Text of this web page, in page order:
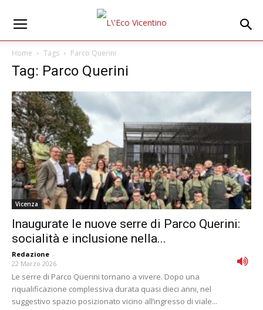
Home Tags Parco Querini
Tag: Parco Querini
Vicenza
Inaugurate le nuove serre di Parco Querini:
socialità e inclusione nella...
Redazione -
22 Marzo 2026
Le serre di Parco Querini tornano a vivere. Dopo una
riqualificazione complessiva durata quasi dieci anni, nel
suggestivo spazio posizionato vicino all’ingresso di viale...